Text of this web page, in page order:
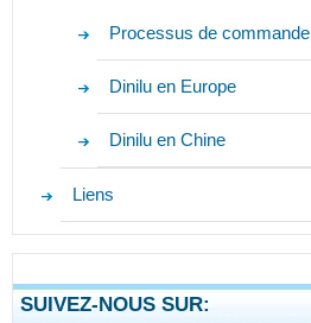
Processus de commande
Dinilu en Europe
Dinilu en Chine
Liens
SUIVEZ-NOUS SUR: